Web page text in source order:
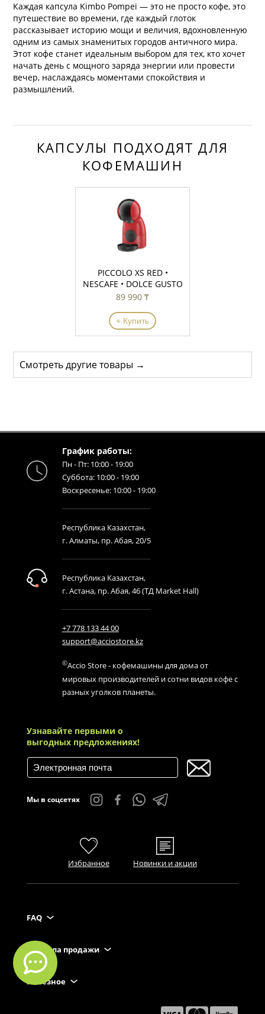
Каждая капсула Kimbo Pompei — это не просто кофе, это
путешествие во времени, где каждый глоток
рассказывает историю мощи и величия, вдохновленную
одним из самых знаменитых городов античного мира.
Этот кофе станет идеальным выбором для тех, кто хочет
начать день с мощного заряда энергии или провести
вечер, наслаждаясь моментами спокойствия и
размышлений.
КАПСУЛЫ ПОДХОДЯТ ДЛЯ
КОФЕМАШИН
PICCOLO XS RED •
NESCAFE • DOLCE GUSTO
89 990 ₸
+ Купить
Смотреть другие товары →
График работы:
Пн - Пт: 10:00 - 19:00
Суббота: 10:00 - 19:00
Воскресенье: 10:00 - 19:00
Республика Казахстан,
г. Алматы, пр. Абая, 20/5
Республика Казахстан,
г. Астана, пр. Абая, 46 (ТД Market Hall)
+7 778 133 44 00
support@acciostore.kz
©Accio Store - кофемашины для дома от
мировых производителей и сотни видов кофе с
разных уголков планеты.
Узнавайте первыми о
выгодных предложениях!
Мы в соцсетях
Избранное Новинки и акции
FAQ
Правила продажи
Полезное